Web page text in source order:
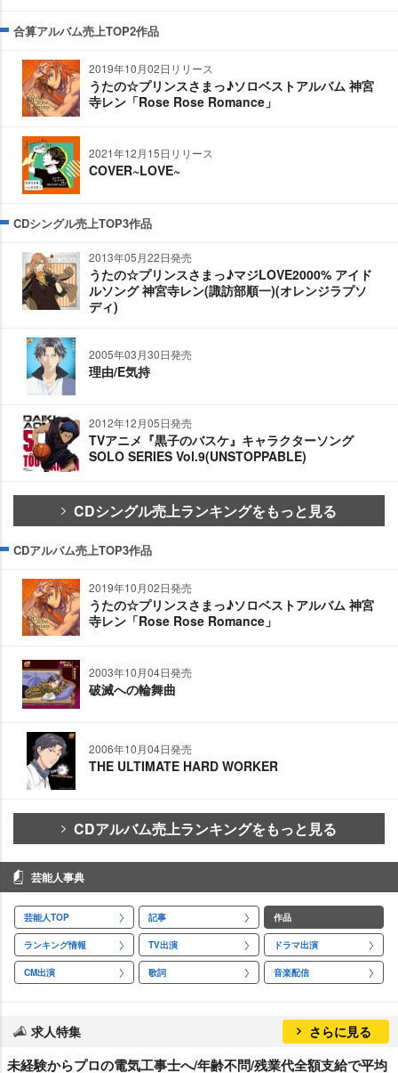
合算アルバム売上TOP2作品
2019年10月02日リリース
うたの☆プリンスさまっ♪ソロベストアルバム 神宮
寺レン「Rose Rose Romance」
2021年12月15日リリース
COVER~LOVE~
CDシングル売上TOP3作品
2013年05月22日発売
うたの☆プリンスさまっ♪マジLOVE2000% アイド
ルソング 神宮寺レン(諏訪部順一)(オレンジラプソ
ディ)
2005年03月30日発売
理由/E気持
2012年12月05日発売
TVアニメ『黒子のバスケ』キャラクターソング
SOLO SERIES Vol.9(UNSTOPPABLE)
CDシングル売上ランキングをもっと見る
CDアルバム売上TOP3作品
2019年10月02日発売
うたの☆プリンスさまっ♪ソロベストアルバム 神宮
寺レン「Rose Rose Romance」
2003年10月04日発売
破滅への輪舞曲
2006年10月04日発売
THE ULTIMATE HARD WORKER
CDアルバム売上ランキングをもっと見る
芸能人事典
芸能人TOP 記事 作品
ランキング情報 TV出演 ドラマ出演
CM出演 歌詞 音楽配信
求人特集 さらに見る
未経験からプロの電気工事士へ/年齢不問/残業代全額支給で平均